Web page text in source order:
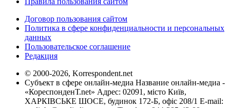
Договор пользования сайтом
Политика в сфере конфиденциальности и персональных
данных
Пользовательское соглашение
Редакция
© 2000-2026, Korrespondent.net
Субъект в сфере онлайн-медиа Название онлайн-медиа -
«КореспонденТ.net» Адрес: 02091, місто Київ,
ХАРКІВСЬКЕ ШОСЕ, будинок 172-Б, офіс 208/1 E-mail: